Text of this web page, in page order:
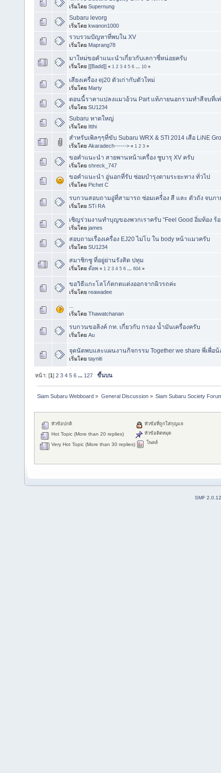
เริ่มโดย Supernung
Subaru levorg
เริ่มโดย kwanon1000
รวบรวมปัญหาที่พบใน XV
เริ่มโดย Maprang78
มาใหม่ขอคำแนะนำเกี่ยวกับเลกาซี่หน่อยครับ
เริ่มโดย [[Badd]] « 1 2 3 4 5 6 10 »
เสียงเครื่อง ej20 ตัวเก่ากับตัวใหม่
เริ่มโดย Marty
ตอนนี้ราคาแปลงแมวอ้วน Part แท้ภายนอกรวมทำสีจบที่เ
เริ่มโดย SU1234
Subaru หาดใหญ่
เริ่มโดย Itthi
สำหรับเพิลๆๆที่ขับ Subaru WRX & STI 2014 เสือ LiNE
เริ่มโดย Akaradech------> « 1 2 3 »
ขอคำแนะนำ สายพานหน้าเครื่อง ซูบารุ XV ครับ
เริ่มโดย shreck_747
ขอคำแนะนำ อู่นอกที่รับ ซ่อมบำรุงตามระยะทาง ทั่วไป
เริ่มโดย Pichet C
รบกวนสอบถามอู่ที่สามารถ ซ่อมเครื่่อง สี และ ตัวถัง จบภา
เริ่มโดย STi RA
เชิญร่วมงานทำบุญของพวกเราครับ “Feel Good อิ่มท้อง ร้อ
เริ่มโดย james
สอบถามเรื่องเครื่อง EJ20 ไม่โบ ใน body หน้าแมวครับ
เริ่มโดย SU1234
สมาชิกซู ที่อยู่ย่านรังสิต ปทุม
เริ่มโดย ต๊อพ « 1 2 3 4 5 6 604 »
ขอวิธีแกะโลโก้ตกตแต่งออกจากผิวรถค่ะ
เริ่มโดย reawadee
เริ่มโดย Thawatchanan
รบกวนขอลิงค์ กท. เกี่ยวกับ กรอง น้ำมันเครื่องครับ
เริ่มโดย Au
จุดนัดพบและแผนงานกิจกรรม Together we share พี่เพื่อน้
เริ่มโดย tayniti
หน้า: [1]2 3 4 5 6 ... 127 ขึ้นบน
Siam Subaru Webboard » General Discussion» Siam Subaru Society
หัวข้อปกติ
Hot Topic (More than 20 replies)
Very Hot Topic (More than 30 replies)
หัวข้อที่ถูกใส่กุญแจ
หัวข้อติดหมุด
โพลล์
SMF 2.0.12